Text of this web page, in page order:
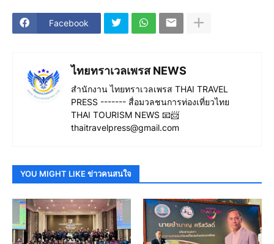
Facebook
ไทยทราเวลเพรส NEWS
สำนักงาน ไทยทราเวลเพรส THAI TRAVEL
PRESS ------- สื่อมวลชนการท่องเที่ยวไทย
THAI TOURISM NEWS 📧📨
thaitravelpress@gmail.com
YOU MIGHT LIKE ข่าวคนสนใจ